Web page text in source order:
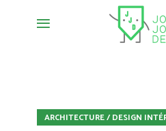
ARCHITECTURE / DESIGN